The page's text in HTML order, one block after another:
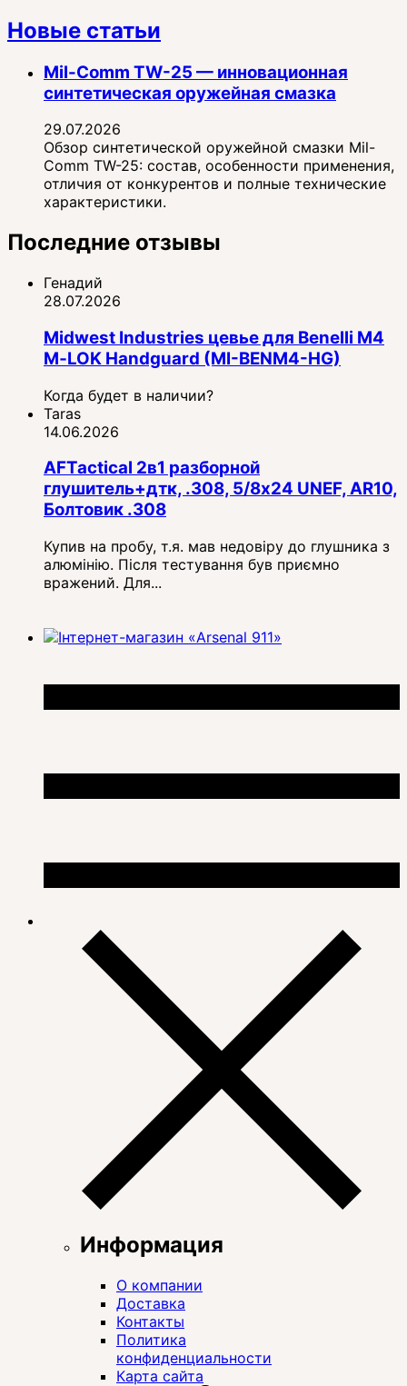
Новые статьи
Mil-Comm TW-25 — инновационная
синтетическая оружейная смазка
29.07.2026
Обзор синтетической оружейной смазки Mil-
Comm TW-25: состав, особенности применения,
отличия от конкурентов и полные технические
характеристики.
Последние отзывы
Генадий
28.07.2026
Midwest Industries цевье для Benelli M4
M‑LOK Handguard (MI-BENM4-HG)
Когда будет в наличии?
Taras
14.06.2026
AFTactical 2в1 разборной
глушитель+дтк, .308, 5/8x24 UNEF, AR10,
Болтовик .308
Купив на пробу, т.я. мав недовіру до глушника з
алюмінію. Після тестування був приємно
вражений. Для...
Информация
О компании
Доставка
Контакты
Политика
конфиденциальности
Карта сайта